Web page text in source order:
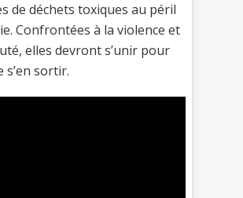
de déchets toxiques au péril
Confrontées à la violence et
elles devront s’unir pour
s’en sortir.